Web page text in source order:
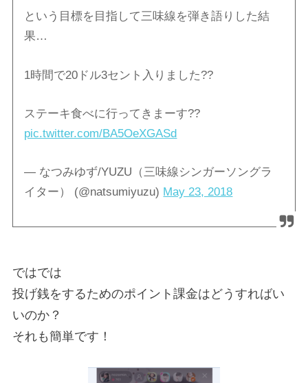
という目標を目指して三味線を弾き語りした結
果…
1時間で20ドル3セント入りました??
ステーキ食べに行ってきまーす??
pic.twitter.com/BA5OeXGASd
— なつみゆず/YUZU（三味線シンガーソングラ
イター） (@natsumiyuzu) May 23, 2018
ではでは
投げ銭をするためのポイント課金はどうすればい
いのか？
それも簡単です！